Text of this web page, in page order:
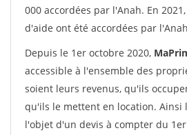
000 accordées par l'Anah. En
d'aide ont été accordées par
Depuis le 1er octobre 2020,
accessible à l'ensemble des
soient leurs revenus, qu'ils
qu'ils le mettent en location. Ainsi
l'objet d'un devis à compter du